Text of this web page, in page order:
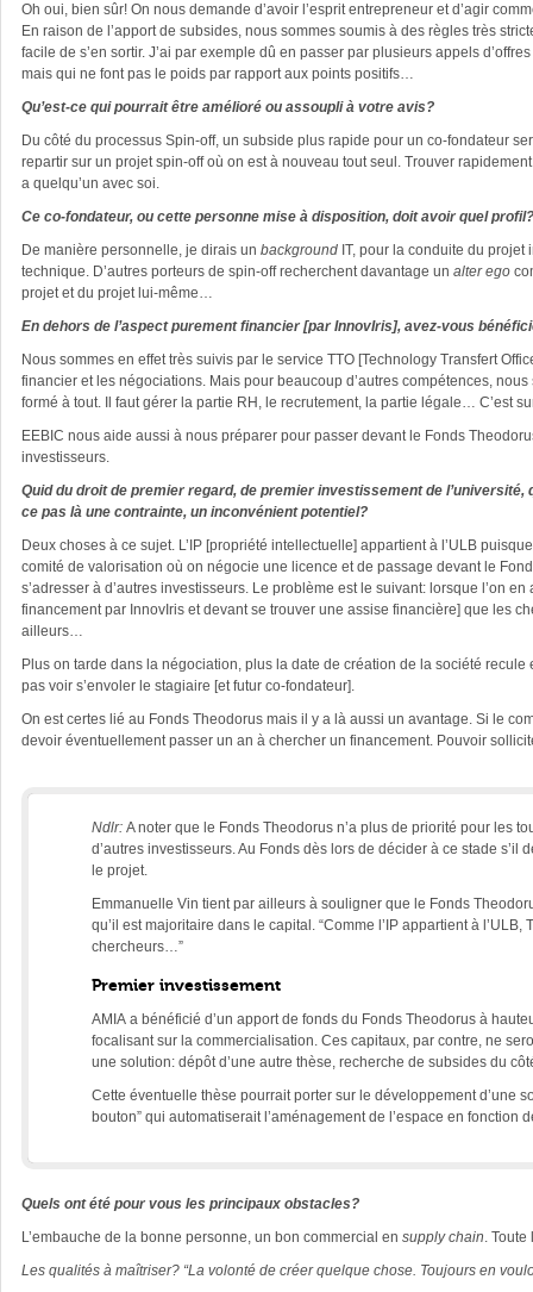
Oh oui, bien sûr! On nous demande d’avoir l’esprit entrepreneur et d’agir
En raison de l’apport de subsides, nous sommes soumis à des règles très
facile de s’en sortir. J’ai par exemple dû en passer par plusieurs appels
mais qui ne font pas le poids par rapport aux points positifs…
Qu’est-ce qui pourrait être amélioré ou assoupli à votre avis?
Du côté du processus Spin-off, un subside plus rapide pour un co-fondateur
repartir sur un projet spin-off où on est à nouveau tout seul. Trouver
a quelqu’un avec soi.
Ce co-fondateur, ou cette personne mise à disposition, doit avoir quel profil?
De manière personnelle, je dirais un background IT, pour la conduite du
technique. D’autres porteurs de spin-off recherchent davantage un alter ego
projet et du projet lui-même…
En dehors de l’aspect purement financier [par InnovIris], avez-vous
Nous sommes en effet très suivis par le service TTO [Technology Transfert
financier et les négociations. Mais pour beaucoup d’autres compétences,
formé à tout. Il faut gérer la partie RH, le recrutement, la partie légale… C’est
EEBIC nous aide aussi à nous préparer pour passer devant le Fonds
investisseurs.
Quid du droit de premier regard, de premier investissement de
ce pas là une contrainte, un inconvénient potentiel?
Deux choses à ce sujet. L’IP [propriété intellectuelle] appartient à l’ULB
comité de valorisation où on négocie une licence et de passage devant le
s’adresser à d’autres investisseurs. Le problème est le suivant: lorsque l’on
financement par InnovIris et devant se trouver une assise financière] que les
ailleurs…
Plus on tarde dans la négociation, plus la date de création de la société
pas voir s’envoler le stagiaire [et futur co-fondateur].
On est certes lié au Fonds Theodorus mais il y a là aussi un avantage. Si le
devoir éventuellement passer un an à chercher un financement. Pouvoir
Ndlr: A noter que le Fonds Theodorus n’a plus de priorité pour les
d’autres investisseurs. Au Fonds dès lors de décider à ce stade
le projet.
Emmanuelle Vin tient par ailleurs à souligner que le Fonds
qu’il est majoritaire dans le capital. “Comme l’IP appartient à
chercheurs…”
Premier investissement
AMIA a bénéficié d’un apport de fonds du Fonds Theodorus à
focalisant sur la commercialisation. Ces capitaux, par contre, ne
une solution: dépôt d’une autre thèse, recherche de subsides du
Cette éventuelle thèse pourrait porter sur le développement d’une
bouton” qui automatiserait l’aménagement de l’espace en
Quels ont été pour vous les principaux obstacles?
L’embauche de la bonne personne, un bon commercial en supply chain.
Les qualités à maîtriser? “La volonté de créer quelque chose. Toujours en